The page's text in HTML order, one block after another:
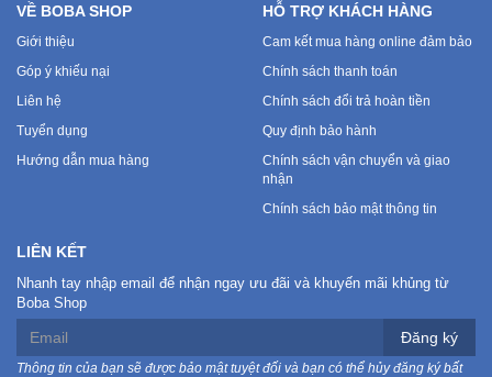
VỀ BOBA SHOP
Giới thiệu
Góp ý khiếu nại
Liên hệ
Tuyển dụng
Hướng dẫn mua hàng
HỖ TRỢ KHÁCH HÀNG
Cam kết mua hàng online đảm bảo
Chính sách thanh toán
Chính sách đổi trả hoàn tiền
Quy định bảo hành
Chính sách vận chuyển và giao
nhận
Chính sách bảo mật thông tin
LIÊN KẾT
Nhanh tay nhập email để nhận ngay ưu đãi và khuyến mãi khủng từ
Boba Shop
Đăng ký
Thông tin của bạn sẽ được bảo mật tuyệt đối và bạn có thể hủy đăng ký bất